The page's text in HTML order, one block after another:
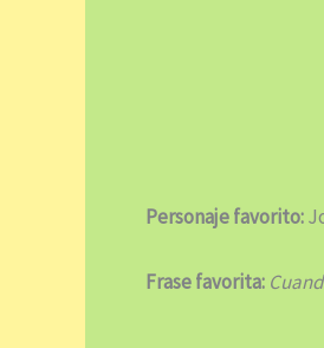
Personaje favorito:
Frase favorita: